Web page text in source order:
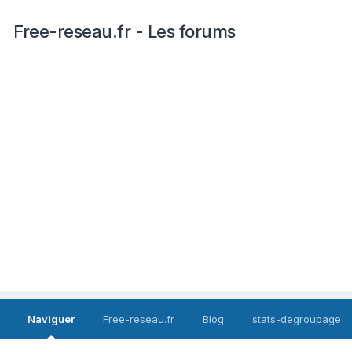
Free-reseau.fr - Les forums
Naviguer Free-reseau.fr Blog stats-degroupage